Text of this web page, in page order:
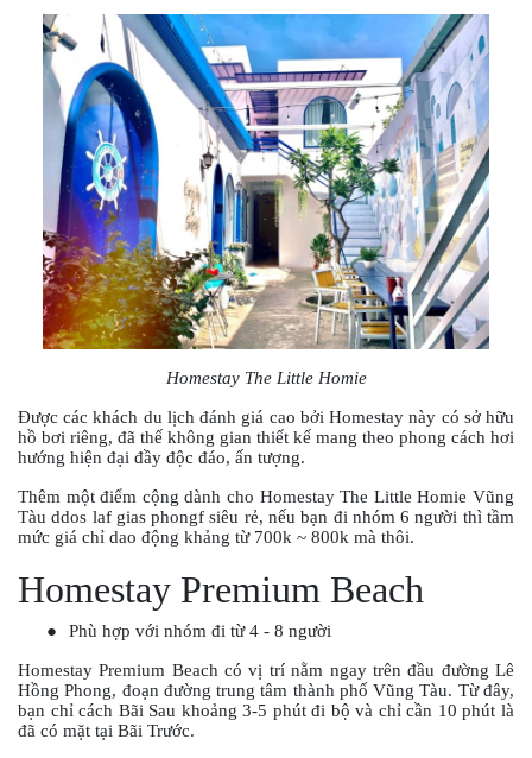
DẪN
MUA
HÀNG
Homestay The Little Homie
Được các khách du lịch đánh giá cao bởi Homestay này có sở hữu
hồ bơi riêng, đã thế không gian thiết kế mang theo phong cách hơi
hướng hiện đại đầy độc đáo, ấn tượng.
Thêm một điểm cộng dành cho Homestay The Little Homie Vũng
Tàu ddos laf gias phongf siêu rẻ, nếu bạn đi nhóm 6 người thì tầm
mức giá chỉ dao động khảng từ 700k ~ 800k mà thôi.
Homestay Premium Beach
● Phù hợp với nhóm đi từ 4 - 8 người
Homestay Premium Beach có vị trí nằm ngay trên đầu đường Lê
Hồng Phong, đoạn đường trung tâm thành phố Vũng Tàu. Từ đây,
bạn chỉ cách Bãi Sau khoảng 3-5 phút đi bộ và chỉ cần 10 phút là
đã có mặt tại Bãi Trước.